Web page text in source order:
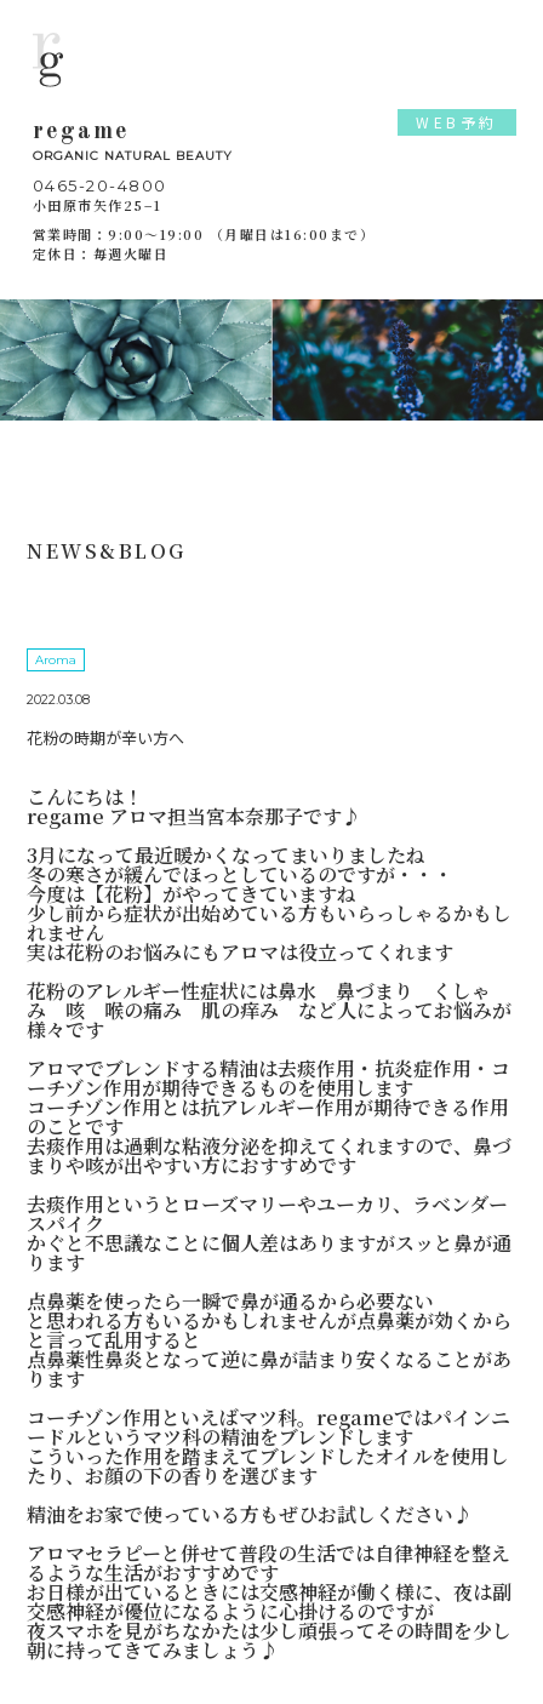
regame
ORGANIC NATURAL BEAUTY
0465-20-4800
小田原市矢作25−1
営業時間：9:00～19:00 （月曜日は16:00まで）
定休日：毎週火曜日
WEB予約
NEWS&BLOG
Aroma
2022.03.08
花粉の時期が辛い方へ
こんにちは！
regame アロマ担当宮本奈那子です♪
3月になって最近暖かくなってまいりましたね
冬の寒さが緩んでほっとしているのですが・・・
今度は【花粉】がやってきていますね
少し前から症状が出始めている方もいらっしゃるかもし
れません
実は花粉のお悩みにもアロマは役立ってくれます
花粉のアレルギー性症状には鼻水 鼻づまり くしゃ
み 咳 喉の痛み 肌の痒み など人によってお悩みが
様々です
アロマでブレンドする精油は去痰作用・抗炎症作用・コ
ーチゾン作用が期待できるものを使用します
コーチゾン作用とは抗アレルギー作用が期待できる作用
のことです
去痰作用は過剰な粘液分泌を抑えてくれますので、鼻づ
まりや咳が出やすい方におすすめです
去痰作用というとローズマリーやユーカリ、ラベンダー
スパイク
かぐと不思議なことに個人差はありますがスッと鼻が通
ります
点鼻薬を使ったら一瞬で鼻が通るから必要ない
と思われる方もいるかもしれませんが点鼻薬が効くから
と言って乱用すると
点鼻薬性鼻炎となって逆に鼻が詰まり安くなることがあ
ります
コーチゾン作用といえばマツ科。regameではパインニ
ードルというマツ科の精油をブレンドします
こういった作用を踏まえてブレンドしたオイルを使用し
たり、お顔の下の香りを選びます
精油をお家で使っている方もぜひお試しください♪
アロマセラピーと併せて普段の生活では自律神経を整え
るような生活がおすすめです
お日様が出ているときには交感神経が働く様に、夜は副
交感神経が優位になるように心掛けるのですが
夜スマホを見がちなかたは少し頑張ってその時間を少し
朝に持ってきてみましょう♪